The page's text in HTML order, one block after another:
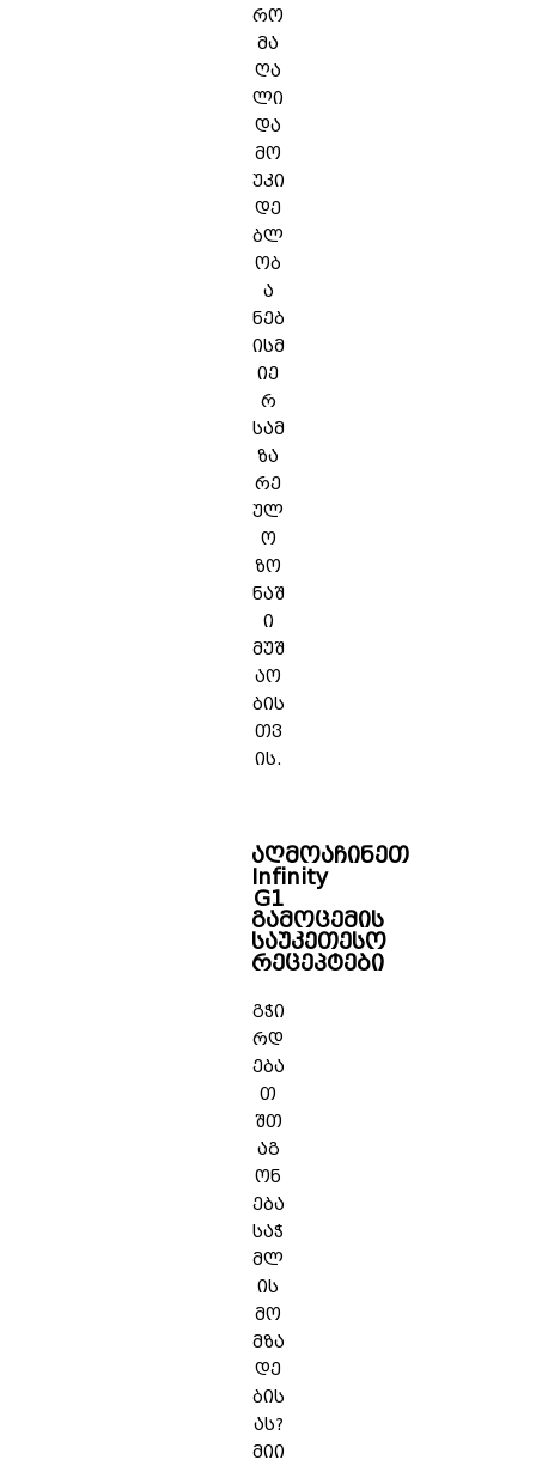
რო
მა
ღა
ლი
და
მო
უკი
დე
ბლ
ობ
ა
ნებ
ისმ
იე
რ
სამ
ზა
რე
ულ
ო
ზო
ნაშ
ი
მუშ
აო
ბის
თვ
ის.
აღმოაჩინეთ
Infinity
G1
გამოცემის
საუკეთესო
რეცეპტები
გჭი
რდ
ება
თ
შთ
აგ
ონ
ება
საჭ
მლ
ის
მო
მზა
დე
ბის
ას?
მიი